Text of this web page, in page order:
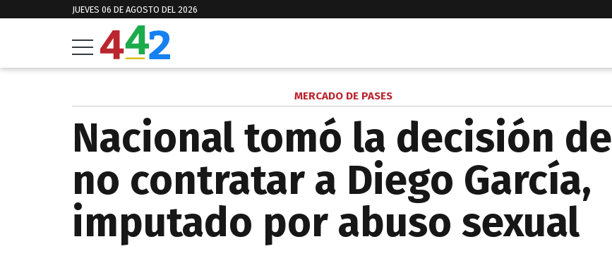
JUEVES 06 DE AGOSTO DEL 2026
MERCADO DE PASES
Nacional tomó la decisión de
no contratar a Diego García,
imputado por abuso sexual